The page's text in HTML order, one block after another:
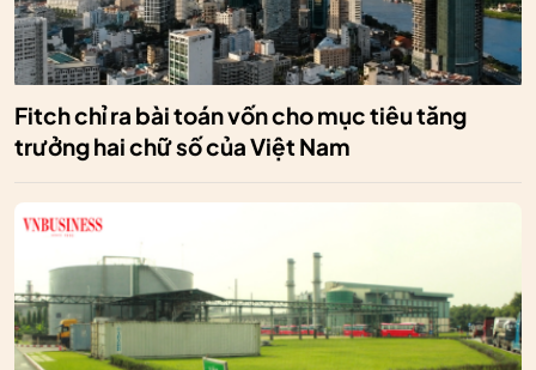
Fitch chỉ ra bài toán vốn cho mục tiêu tăng
trưởng hai chữ số của Việt Nam